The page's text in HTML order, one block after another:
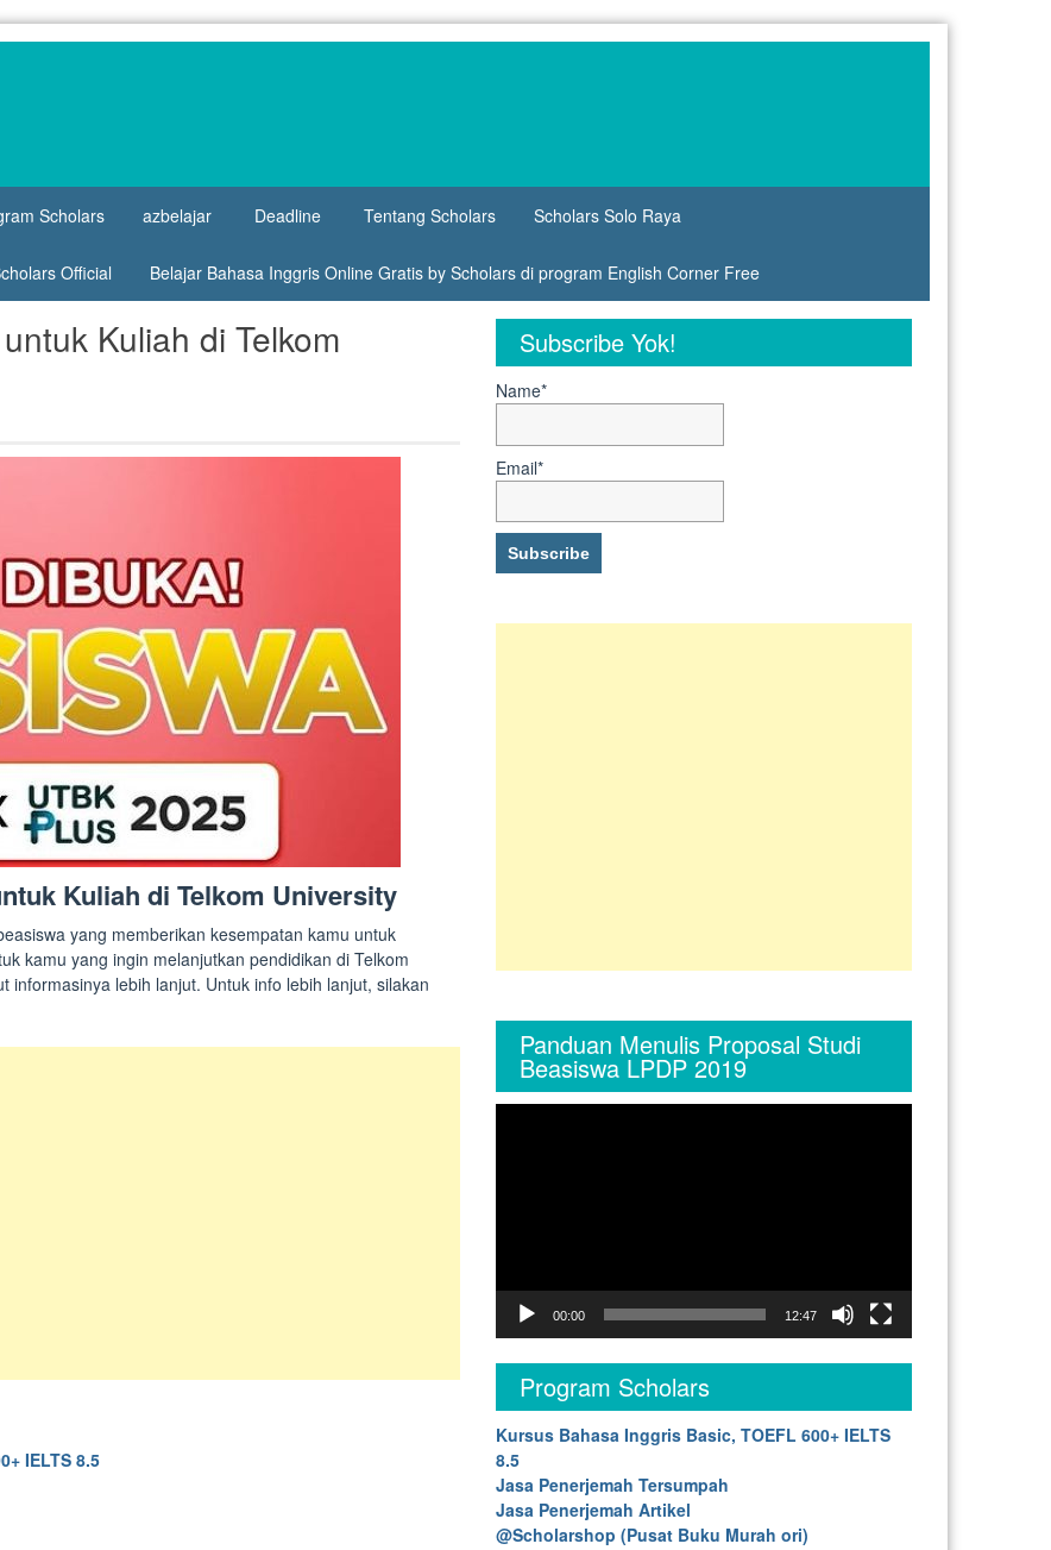
Scholars azbelajar Deadline Tentang Scholars Scholars Solo Raya
Official Belajar Bahasa Inggris Online Gratis by Scholars di program English Corner Free
Kuliah di Telkom
Kuliah di Telkom University
yang memberikan kesempatan kamu untuk
kamu yang ingin melanjutkan pendidikan di Telkom
informasinya lebih lanjut. Untuk info lebih lanjut, silakan
IELTS 8.5
Subscribe Yok!
Name*
Email*
Panduan Menulis Proposal Studi
Beasiswa LPDP 2019
00:00 12:47
Program Scholars
Kursus Bahasa Inggris Basic, TOEFL 600+ IELTS
8.5
Jasa Penerjemah Tersumpah
Jasa Penerjemah Artikel
@Scholarshop (Pusat Buku Murah ori)